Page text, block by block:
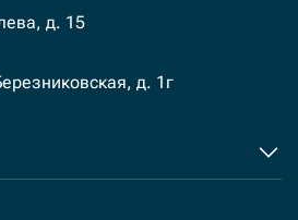
д. 15
д. 1г